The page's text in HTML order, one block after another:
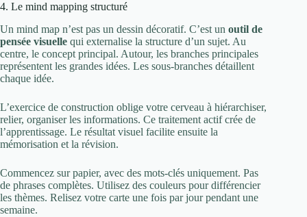
4. Le mind mapping structuré
Un mind map n’est pas un dessin décoratif. C’est un outil de
pensée visuelle qui externalise la structure d’un sujet. Au
centre, le concept principal. Autour, les branches principales
représentent les grandes idées. Les sous-branches détaillent
chaque idée.
L’exercice de construction oblige votre cerveau à hiérarchiser,
relier, organiser les informations. Ce traitement actif crée de
l’apprentissage. Le résultat visuel facilite ensuite la
mémorisation et la révision.
Commencez sur papier, avec des mots-clés uniquement. Pas
de phrases complètes. Utilisez des couleurs pour différencier
les thèmes. Relisez votre carte une fois par jour pendant une
semaine.